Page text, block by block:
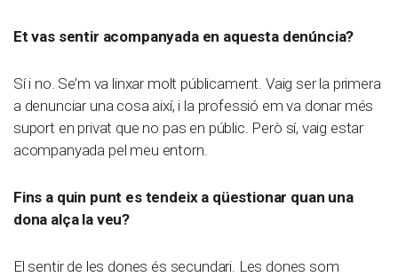
Et vas sentir acompanyada en aquesta denúncia?
Sí i no. Se’m va linxar molt públicament. Vaig ser la primera
a denunciar una cosa així, i la professió em va donar més
suport en privat que no pas en públic. Però sí, vaig estar
acompanyada pel meu entorn.
Fins a quin punt es tendeix a qüestionar quan una
dona alça la veu?
El sentir de les dones és secundari. Les dones som